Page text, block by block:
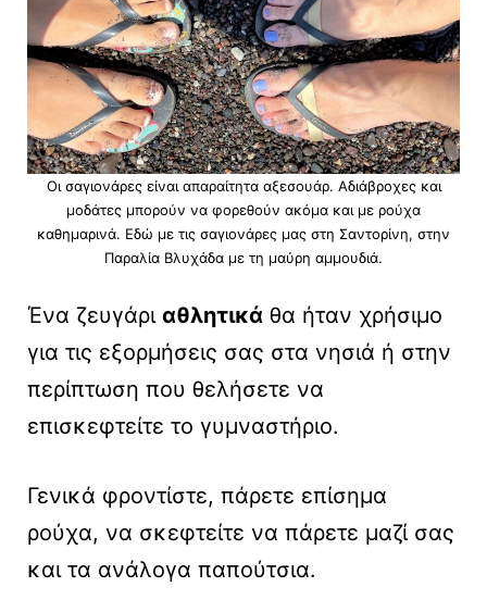
Οι σαγιονάρες είναι απαραίτητα αξεσουάρ. Αδιάβροχες και
μοδάτες μπορούν να φορεθούν ακόμα και με ρούχα
καθημαρινά. Εδώ με τις σαγιονάρες μας στη Σαντορίνη, στην
Παραλία Βλυχάδα με τη μαύρη αμμουδιά.
Ένα ζευγάρι αθλητικά θα ήταν χρήσιμο
για τις εξορμήσεις σας στα νησιά ή στην
περίπτωση που θελήσετε να
επισκεφτείτε το γυμναστήριο.
Γενικά φροντίστε, πάρετε επίσημα
ρούχα, να σκεφτείτε να πάρετε μαζί σας
και τα ανάλογα παπούτσια.